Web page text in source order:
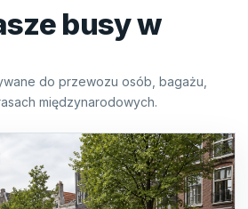
busy w
do przewozu osób, bagażu,
międzynarodowych.